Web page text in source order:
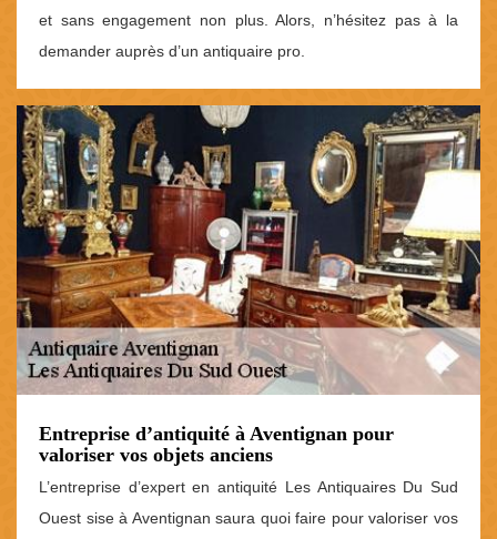
et sans engagement non plus. Alors, n’hésitez pas à la
demander auprès d’un antiquaire pro.
Entreprise d’antiquité à Aventignan pour
valoriser vos objets anciens
L’entreprise d’expert en antiquité Les Antiquaires Du Sud
Ouest sise à Aventignan saura quoi faire pour valoriser vos